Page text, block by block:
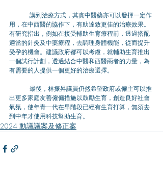
用，在中西醫的協作下，有助達致更佳的治療效果。
有研究指出，例如在接受輔助生育療程前，透過搭配
適當的針灸及中藥療程，去調理身體機能，從而提升
受孕的機會。建議政府都可以考慮，就輔助生育推出
一個試行計劃，透過結合中醫和西醫兩者的力量，為
有需要的人提供一個更好的治療選擇。
出更多家庭友善僱傭措施以鼓勵生育，創造良好社會
氣氛，使年青一代在早階段已經有生育打算，無須去
到中年才使用科技幫助生育。
2024 動議議案及修正案